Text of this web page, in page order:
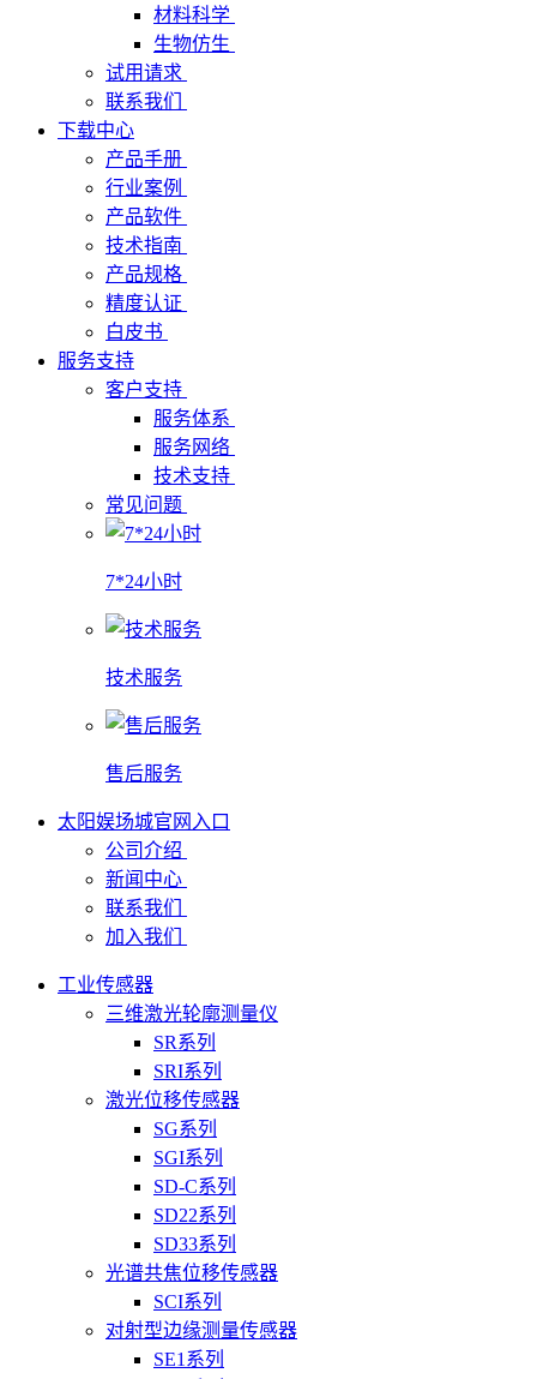
材料科学
生物仿生
试用请求
联系我们
下载中心
产品手册
行业案例
产品软件
技术指南
产品规格
精度认证
白皮书
服务支持
客户支持
服务体系
服务网络
技术支持
常见问题
7*24小时
技术服务
售后服务
太阳娱场城官网入口
公司介绍
新闻中心
联系我们
加入我们
工业传感器
三维激光轮廓测量仪
SR系列
SRI系列
激光位移传感器
SG系列
SGI系列
SD-C系列
SD22系列
SD33系列
光谱共焦位移传感器
SCI系列
对射型边缘测量传感器
SE1系列